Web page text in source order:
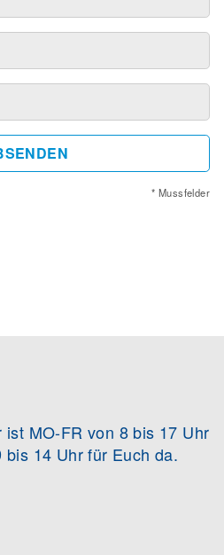
* Mussfelder
MO-FR von 8 bis 17 Uhr
bis 14 Uhr für Euch da.